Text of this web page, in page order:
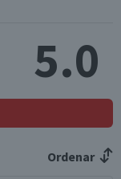
5.0
Ordenar